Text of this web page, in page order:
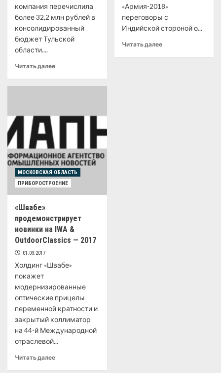
компания перечислила
более 32,2 млн рублей в
консолидированный
бюджет Тульской
области....
Читать далее
«Армия-2018»
переговоры с
Индийской стороной о...
Читать далее
МОСКОВСКАЯ ОБЛАСТЬ
ПРИБОРОСТРОЕНИЕ
«Швабе»
продемонстрирует
новинки на IWA &
OutdoorClassics — 2017
01.03.2017
Холдинг «Швабе»
покажет
модернизированные
оптические прицелы
переменной кратности и
закрытый коллиматор
на 44-й Международной
отраслевой...
Читать далее